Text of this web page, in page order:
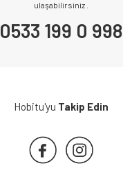
ulaşabilirsiniz .
0533 199 0 998
Hobitu'yu Takip Edin